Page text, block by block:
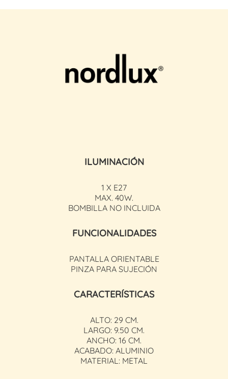
ILUMINACIÓN
1 X E27
MAX. 40W.
BOMBILLA NO INCLUIDA
FUNCIONALIDADES
PANTALLA ORIENTABLE
PINZA PARA SUJECIÓN
CARACTERÍSTICAS
ALTO: 29 CM.
LARGO: 9.50 CM.
ANCHO: 16 CM.
ACABADO: ALUMINIO
MATERIAL: METAL